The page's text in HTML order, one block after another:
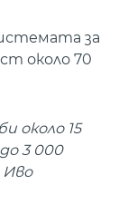
за
около 70
около 15
3 000
Иво